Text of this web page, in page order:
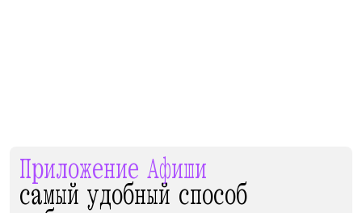
Приложение Афиши
самый удобный способ